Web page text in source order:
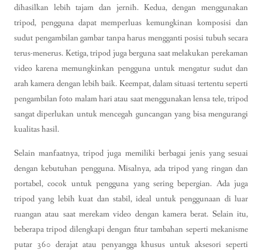
dihasilkan lebih tajam dan jernih. Kedua, dengan menggunakan
tripod, pengguna dapat memperluas kemungkinan komposisi dan
sudut pengambilan gambar tanpa harus mengganti posisi tubuh secara
terus-menerus. Ketiga, tripod juga berguna saat melakukan perekaman
video karena memungkinkan pengguna untuk mengatur sudut dan
arah kamera dengan lebih baik. Keempat, dalam situasi tertentu seperti
pengambilan foto malam hari atau saat menggunakan lensa tele, tripod
sangat diperlukan untuk mencegah guncangan yang bisa mengurangi
kualitas hasil.
Selain manfaatnya, tripod juga memiliki berbagai jenis yang sesuai
dengan kebutuhan pengguna. Misalnya, ada tripod yang ringan dan
portabel, cocok untuk pengguna yang sering bepergian. Ada juga
tripod yang lebih kuat dan stabil, ideal untuk penggunaan di luar
ruangan atau saat merekam video dengan kamera berat. Selain itu,
beberapa tripod dilengkapi dengan fitur tambahan seperti mekanisme
putar 360 derajat atau penyangga khusus untuk aksesori seperti